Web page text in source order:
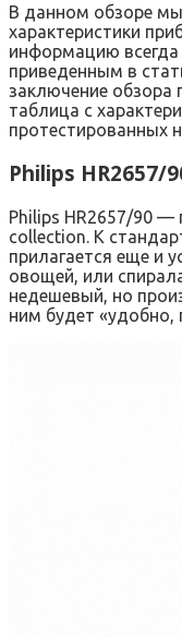
В данном обзоре
характеристики
информацию
приведенным в
заключение обзора
таблица с
протестированных
Philips HR2657/
Philips HR2657/90 —
collection. К
прилагается еще и
овощей, или
недешевый, но
ним будет «удобно,